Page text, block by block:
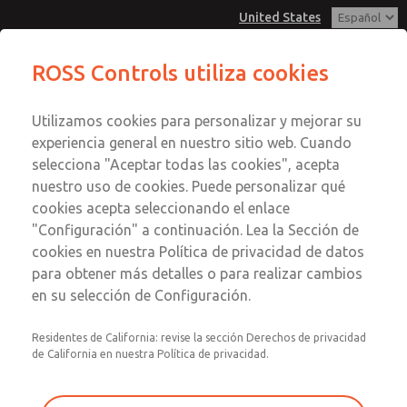
United States
Cuenta
Ver Carrito de Compra
Registrarse
Inscribirse
Serie MD3
MD353EFA6CDYS
Enviar esta página por correo
electrónico
Servicio al Cliente
1-800-GET-ROSS
Servicio Tecnico
1-888-TEK-ROSS
ROSS Controls utiliza cookies
Utilizamos cookies para personalizar y mejorar su
experiencia general en nuestro sitio web. Cuando
selecciona "Aceptar todas las cookies", acepta
nuestro uso de cookies. Puede personalizar qué
cookies acepta seleccionando el enlace
"Configuración" a continuación. Lea la Sección de
cookies en nuestra Política de privacidad de datos
para obtener más detalles o para realizar cambios
en su selección de Configuración.
Residentes de California: revise la sección Derechos de privacidad
de California en nuestra Política de privacidad.